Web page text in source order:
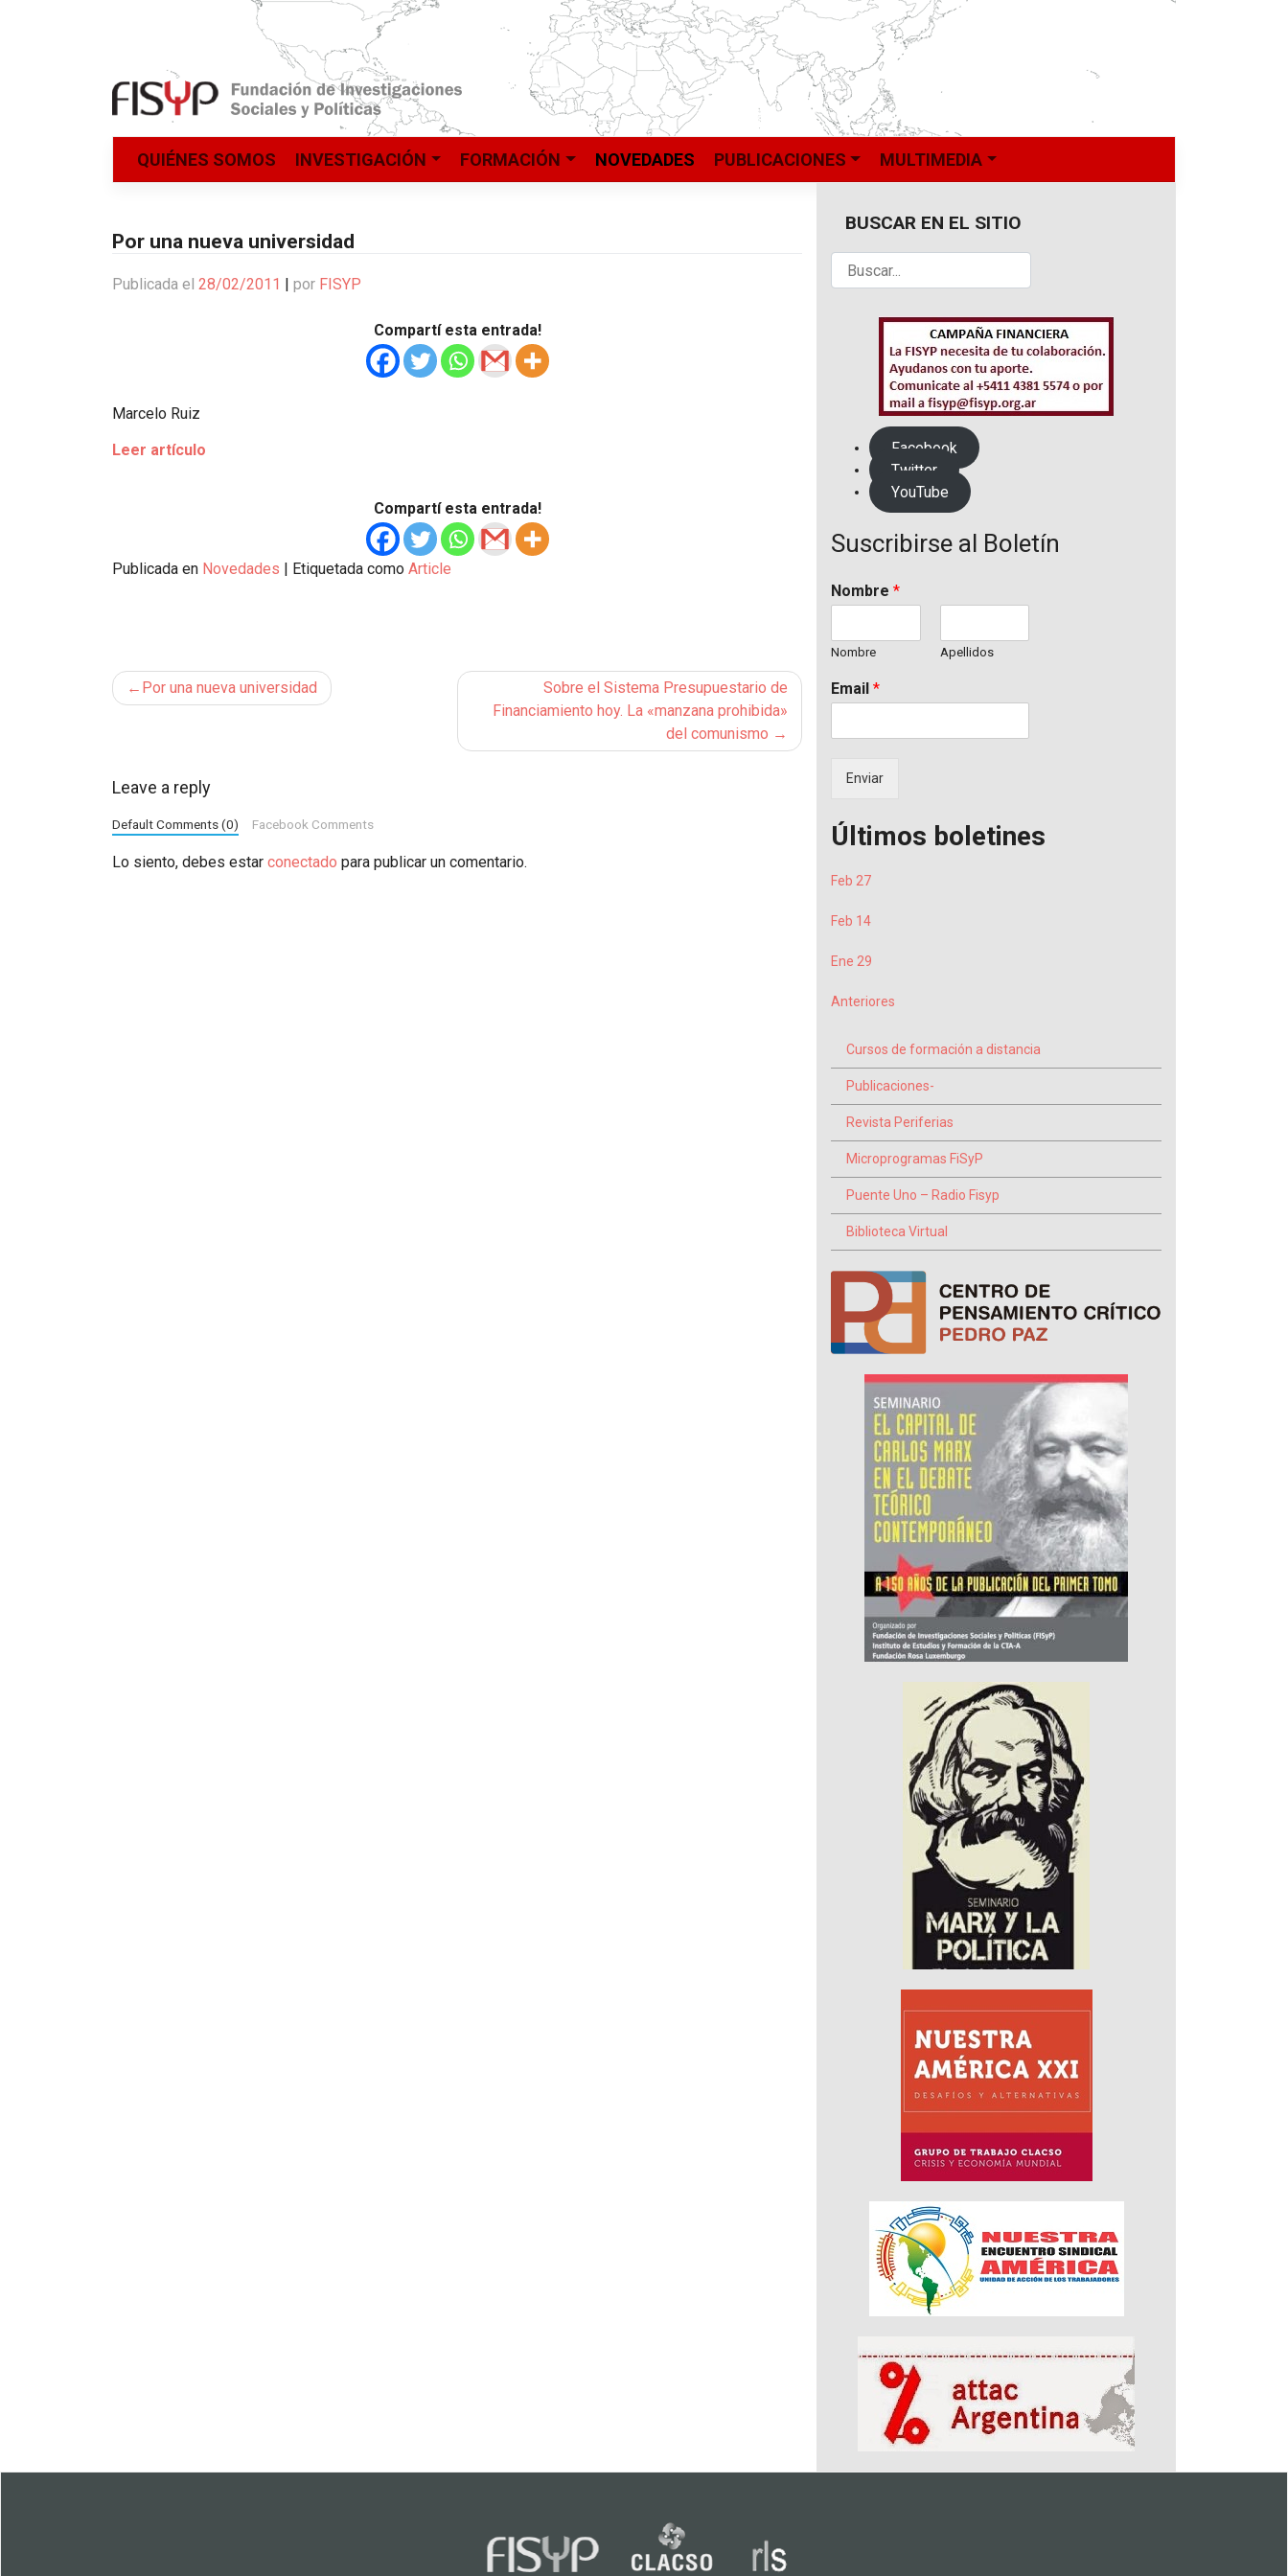
QUIÉNES SOMOS INVESTIGACIÓN FORMACIÓN NOVEDADES PUBLICACIONES MULTIMEDIA
Por una nueva universidad
Publicada el 28/02/2011 | por FISYP
Compartí esta entrada!
Marcelo Ruiz
Leer artículo
Compartí esta entrada!
Publicada en Novedades Etiquetada como Article
Navegación
Por una nueva universidad
Sobre el Sistema Presupuestario de
Financiamiento hoy. La «manzana prohibida»
del comunismo
Leave a reply
Default Comments (0) Facebook Comments
Lo siento, debes estar conectado para publicar un comentario.
BUSCAR EN EL SITIO
Facebook
Twitter
YouTube
Suscribirse al Boletín
Nombre *
Nombre Apellidos
Email *
Enviar
Últimos boletines
Feb 27
Feb 14
Ene 29
Anteriores
Cursos de formación a distancia
Publicaciones-
Revista Periferias
Microprogramas FiSyP
Puente Uno – Radio Fisyp
Biblioteca Virtual